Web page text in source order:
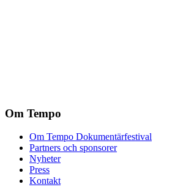
Om Tempo
Om Tempo Dokumentärfestival
Partners och sponsorer
Nyheter
Press
Kontakt